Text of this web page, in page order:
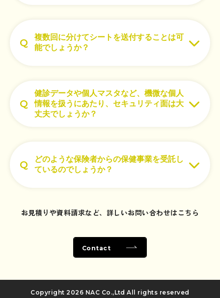
Recruit
Blog
複数回に分けてシートを送付することは可
能でしょうか？
健診データや個人マスタなど、機微な個人
情報を扱うにあたり、セキュリティ面は大
丈夫でしょうか？
どのような保険者からの保健事業を受託し
ているのでしょうか？
お見積りや資料請求など、詳しいお問い合わせはこちら
Contact
Copyright 2026 NAC Co.,Ltd All rights reserved